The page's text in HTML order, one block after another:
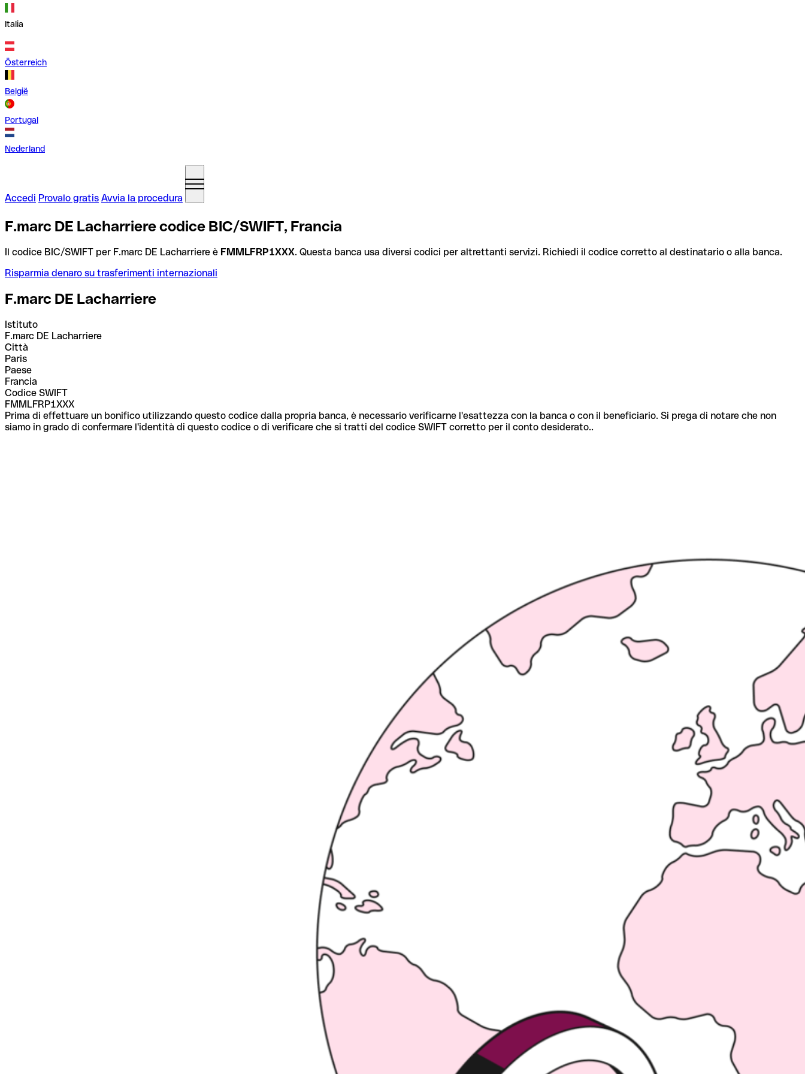
Italia
Österreich
België
Portugal
Nederland
Accedi Provalo gratis Avvia la procedura
F.marc DE Lacharriere codice BIC/SWIFT, Francia
Il codice BIC/SWIFT per F.marc DE Lacharriere è FMMLFRP1XXX. Questa banca usa diversi codici per altrettanti servizi. Richiedi il codice corretto al destinatario o alla banca.
Risparmia denaro su trasferimenti internazionali
F.marc DE Lacharriere
Istituto
F.marc DE Lacharriere
Città
Paris
Paese
Francia
Codice SWIFT
FMMLFRP1XXX
Prima di effettuare un bonifico utilizzando questo codice dalla propria banca, è necessario verificarne l'esattezza con la banca o con il beneficiario. Si prega di notare che non
siamo in grado di confermare l'identità di questo codice o di verificare che si tratti del codice SWIFT corretto per il conto desiderato..